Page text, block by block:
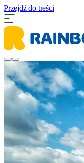
Przejdź do treści